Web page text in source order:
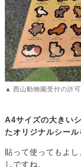
西山動物園受付の許
A4サイズの大きい
たオリジナルシー
貼って使ってもよ
しですね。